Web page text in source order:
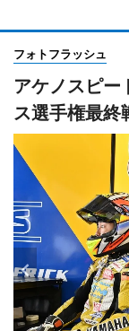
フォトフラッシュ
アケノスピー
ス選手権最